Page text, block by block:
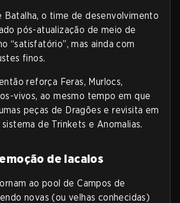
Batalha, o time de desenvolvimento
pós-atualização de meio de
“satisfatório”, mas ainda com
finos.
reforça Feras, Murlocs,
vivos, ao mesmo tempo em que
peças de Dragões e revisita em
de Trinkets e Anomalias.
de lacaios
ao pool de Campos de
novas (ou velhas conhecidas)